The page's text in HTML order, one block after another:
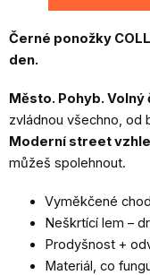
Černé ponožky
den.
Město. Pohyb. Volný
zvládnou všechno, od
Moderní street
můžeš spolehnout.
Vyměkčené
Neškrtící lem –
Prodyšnost +
Materiál, co